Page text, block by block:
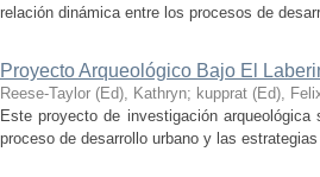
relación dinámica entre los procesos de
Proyecto Arqueológico Bajo El
Reese-Taylor (Ed), Kathryn; kupprat (Ed),
Este proyecto de investigación
proceso de desarrollo urbano y las